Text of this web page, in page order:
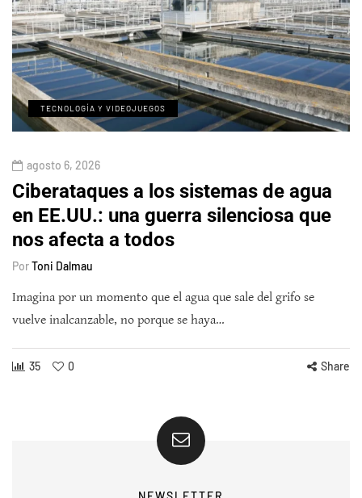
TECNOLOGÍA Y VIDEOJUEGOS
agosto 6, 2026
Ciberataques a los sistemas de agua
en EE.UU.: una guerra silenciosa que
nos afecta a todos
PorToni Dalmau
Imagina por un momento que el agua que sale del grifo se
vuelve inalcanzable, no porque se haya…
35 0 Share